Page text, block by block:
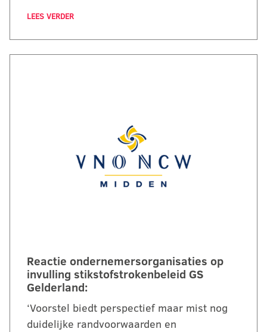
LEES VERDER
Reactie ondernemersorganisaties op
invulling stikstofstrokenbeleid GS
Gelderland:
‘Voorstel biedt perspectief maar mist nog
duidelijke randvoorwaarden en